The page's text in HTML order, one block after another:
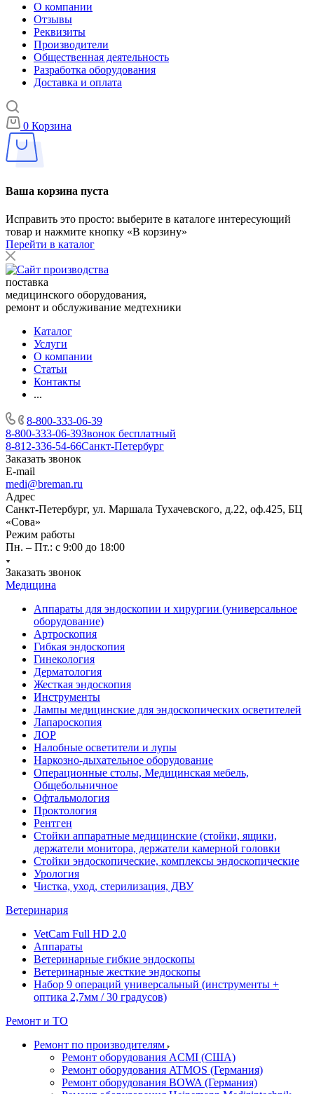
О компании
Отзывы
Реквизиты
Производители
Общественная деятельность
Разработка оборудования
Доставка и оплата
0 Корзина
Ваша корзина пуста
Исправить это просто: выберите в каталоге интересующий
товар и нажмите кнопку «В корзину»
Перейти в каталог
поставка
медицинского оборудования,
ремонт и обслуживание медтехники
Каталог
Услуги
О компании
Статьи
Контакты
...
8-800-333-06-39
8-800-333-06-39Звонок бесплатный
8-812-336-54-66Санкт-Петербург
Заказать звонок
E-mail
medi@breman.ru
Адрес
Санкт-Петербург, ул. Маршала Тухачевского, д.22, оф.425, БЦ
«Сова»
Режим работы
Пн. – Пт.: с 9:00 до 18:00
Заказать звонок
Медицина
Аппараты для эндоскопии и хирургии (универсальное
оборудование)
Артроскопия
Гибкая эндоскопия
Гинекология
Дерматология
Жесткая эндоскопия
Инструменты
Лампы медицинские для эндоскопических осветителей
Лапароскопия
ЛОР
Налобные осветители и лупы
Наркозно-дыхательное оборудование
Операционные столы, Медицинская мебель,
Общебольничное
Офтальмология
Проктология
Рентген
Стойки аппаратные медицинские (стойки, ящики,
держатели монитора, держатели камерной головки
Стойки эндоскопические, комплексы эндоскопические
Урология
Чистка, уход, стерилизация, ДВУ
Ветеринария
VetCam Full HD 2.0
Аппараты
Ветеринарные гибкие эндоскопы
Ветеринарные жесткие эндоскопы
Набор 9 операций универсальный (инструменты +
оптика 2,7мм / 30 градусов)
Ремонт и ТО
Ремонт по производителям
Ремонт оборудования ACMI (США)
Ремонт оборудования ATMOS (Германия)
Ремонт оборудования BOWA (Германия)